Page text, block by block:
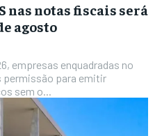
nas notas fiscais será
agosto
empresas enquadradas no
permissão para emitir
sem o...